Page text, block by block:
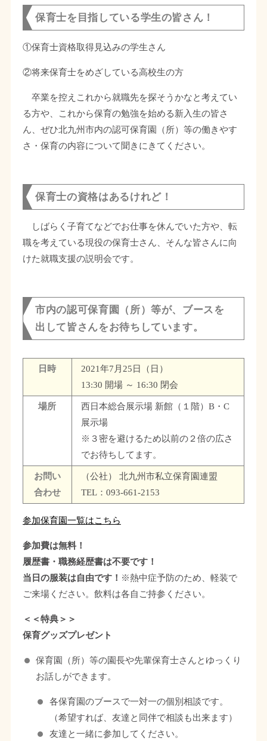
保育士を目指している学生の皆さん！
①保育士資格取得見込みの学生さん
②将来保育士をめざしている高校生の方
卒業を控えこれから就職先を探そうかなと考えてい
る方や、これから保育の勉強を始める新入生の皆さ
ん、ぜひ北九州市内の認可保育園（所）等の働きやす
さ・保育の内容について聞きにきてください。
保育士の資格はあるけれど！
しばらく子育てなどでお仕事を休んでいた方や、転
職を考えている現役の保育士さん、そんな皆さんに向
けた就職支援の説明会です。
市内の認可保育園（所）等が、ブースを
出して皆さんをお待ちしています。
日時
2021年7月25日（日）
13:30 開場 ～ 16:30 閉会
場所
西日本総合展示場 新館（１階）B・C
展示場
※３密を避けるため以前の２倍の広さ
でお待ちしてます。
お問い
合わせ
（公社） 北九州市私立保育園連盟
TEL：093-661-2153
参加保育園一覧はこちら
参加費は無料！
履歴書・職務経歴書は不要です！
当日の服装は自由です！ ※熱中症予防のため、軽装で
ご来場ください。飲料は各自ご持参ください。
＜＜特典＞＞
保育グッズプレゼント
保育園（所）等の園長や先輩保育士さんとゆっくり
お話しができます。
各保育園のブースで一対一の個別相談です。
（希望すれば、友達と同伴で相談も出来ます）
友達と一緒に参加してください。